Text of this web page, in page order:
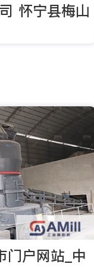
怀宁县梅山
门户网站_中